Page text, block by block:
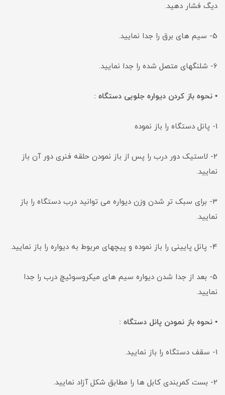
دیگ فشار دهید.
5- سیم های برق را جدا نمایید.
6- شلنگهای متصل شده را جدا نمایید.
• نحوه باز کردن دیواره جلویی دستگاه :
1- پانل دستگاه را باز نموده
2- لاستیک دور درب را پس از باز نمودن حلقه فنری دور آن باز
نمایید.
3- برای سبک تر شدن وزن دیواره می توانید درب دستگاه را باز
نمایید.
4- پانل پایینی را باز نموده و پیچهای مربوط به دیواره را باز نمایید.
5- بعد از جدا شدن دیواره سیم های میکروسوئیچ درب را جدا
نمایید.
• نحوه باز نمودن پانل دستگاه :
1- سقف دستگاه را باز نمایید.
2- بست کمربندی کابل ها را مطابق شکل آزاد نمایید.